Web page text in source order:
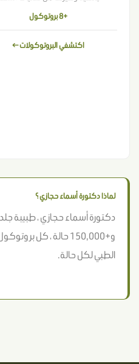
+8 بروتوكول
اكتشفي البروتوكولات ←
لماذا دكتورة أسماء حجازي ؟
و+150,000 حالة ، كل
الطبي لكل حالة.